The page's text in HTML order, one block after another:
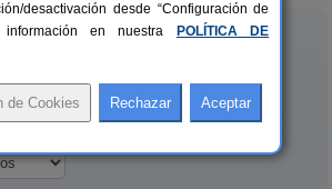
desactivación desde “Configuración de
información en nuestra
POLÍTICA DE